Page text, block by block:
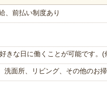
、前払い制度あり
きな日に働くことが可能です。(
洗面所、リビング、その他のお